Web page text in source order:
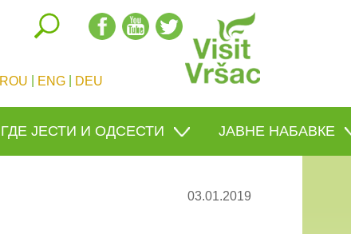
ROU ENG DEU
ГДЕ ЈЕСТИ И ОДСЕСТИ ЈАВНЕ НАБАВКЕ
03.01.2019